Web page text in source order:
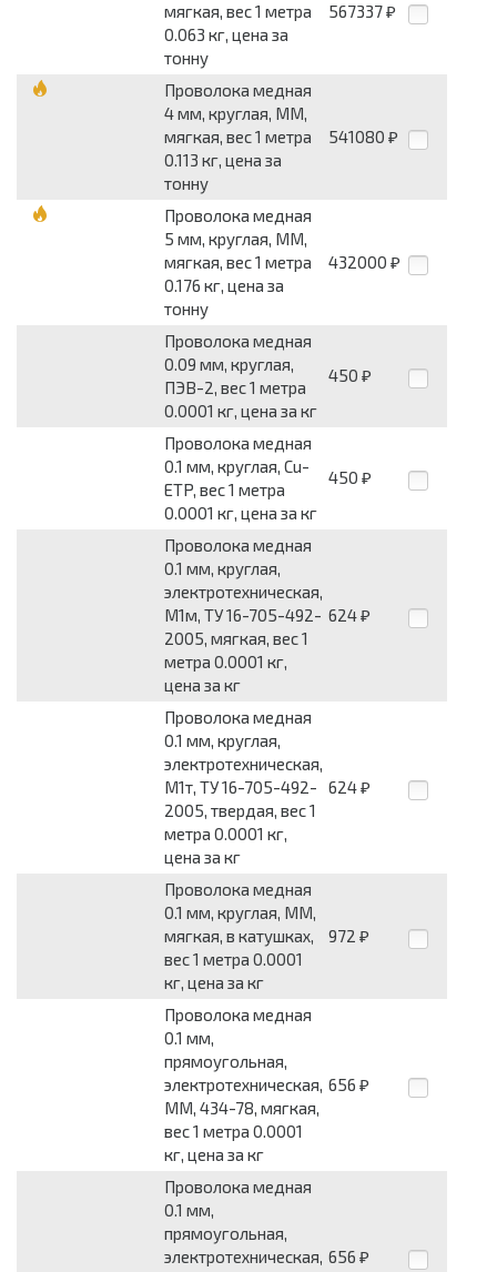
мягкая, вес 1 метра
0.063 кг, цена за
тонну
567337 ₽
Проволока медная
4 мм, круглая, ММ,
мягкая, вес 1 метра
0.113 кг, цена за
тонну
541080 ₽
Проволока медная
5 мм, круглая, ММ,
мягкая, вес 1 метра
0.176 кг, цена за
тонну
432000 ₽
Проволока медная
0.09 мм, круглая,
ПЭВ-2, вес 1 метра
0.0001 кг, цена за кг
450 ₽
Проволока медная
0.1 мм, круглая, Cu-
ETP, вес 1 метра
0.0001 кг, цена за кг
450 ₽
Проволока медная
0.1 мм, круглая,
электротехническая,
М1м, ТУ 16-705-492-
2005, мягкая, вес 1
метра 0.0001 кг,
цена за кг
624 ₽
Проволока медная
0.1 мм, круглая,
электротехническая,
М1т, ТУ 16-705-492-
2005, твердая, вес 1
метра 0.0001 кг,
цена за кг
624 ₽
Проволока медная
0.1 мм, круглая, ММ,
мягкая, в катушках,
вес 1 метра 0.0001
кг, цена за кг
972 ₽
Проволока медная
0.1 мм,
прямоугольная,
электротехническая,
ММ, 434-78, мягкая,
вес 1 метра 0.0001
кг, цена за кг
656 ₽
Проволока медная
0.1 мм,
прямоугольная,
электротехническая, 656 ₽